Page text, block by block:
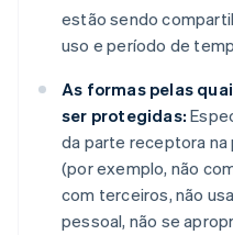
estão sendo
uso e período de
As formas pelas
ser protegidas:
da parte receptora
(por exemplo, não
com terceiros, não
pessoal, não se